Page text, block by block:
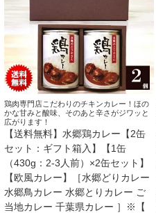
鶏肉専門店こだわりのチキンカレー！ほの
かな甘みと酸味、そのあと辛さがジワッと
広がります！
【送料無料】水郷鶏カレー【2缶
セット：ギフト箱入】【1缶
（430g：2-3人前）×2缶セット】
【欧風カレー】［水郷どりカレー
水郷鳥カレー 水郷とりカレー ご
当地カレー 千葉県カレー ］※【